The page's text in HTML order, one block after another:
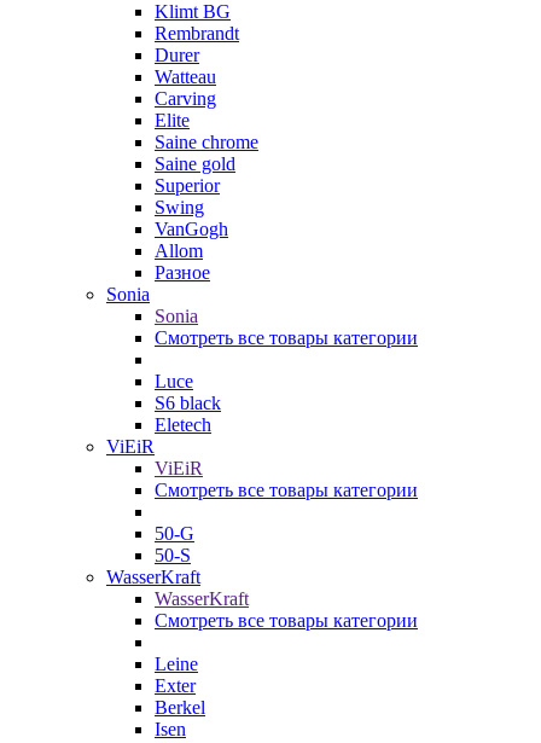
Klimt BG
Rembrandt
Durer
Watteau
Carving
Elite
Saine chrome
Saine gold
Superior
Swing
VanGogh
Allom
Разное
Sonia
Sonia
Смотреть все товары категории
Luce
S6 black
Eletech
ViEiR
ViEiR
Смотреть все товары категории
50-G
50-S
WasserKraft
WasserKraft
Смотреть все товары категории
Leine
Exter
Berkel
Isen